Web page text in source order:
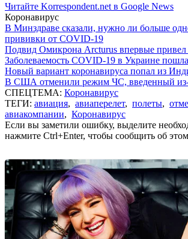
Читайте Korrespondent.net в Google News
Коронавирус
В Минздраве сказали, нужно ли больше
прививки от COVID-19
Подвид Омикрона Arcturus впервые привел
Заболеваемость COVID-19 в Украине
Новый вариант коронавируса попал из
В США отменили режим ЧС, введенный
СПЕЦТЕМА: Коронавирус
ТЕГИ: авиация, авиаперелет, полеты,
авиакомпании, Коронавирус
Если вы заметили ошибку, выделите
нажмите Ctrl+Enter, чтобы сообщить об